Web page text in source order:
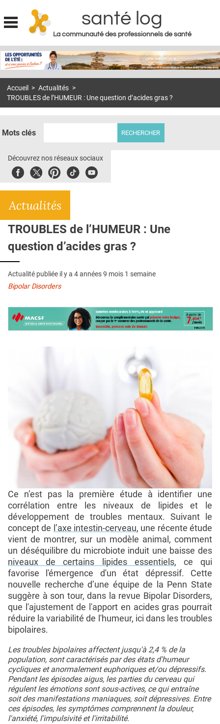
Jump to navigation
santé log
La communauté des professionnels de santé
MON COMPTE
S'ABONNER À LA REVUE SOIN À DOMICILE
DOSSIERS
E-REVUE SAD
L'APP
QUI SOMMES-NOUS ?
PUBLICITÉ
CONDITIONS GÉNÉRALES
CONTACT
Accueil > Actualités >
TROUBLES de l’HUMEUR : Une question d’acides gras ?
Mots clés
Découvrez nos réseaux sociaux
FacebookTwitterPinterest
TiktokYoubute
Actualités
TROUBLES de l’HUMEUR : Une
question d’acides gras ?
Actualité publiée il y a 4 années 9 mois 1 semaine
Bipolar Disorders
Ce n’est pas la première étude à identifier une
corrélation entre les niveaux de lipides et le
développement de troubles mentaux. Suivant le
concept de l’axe intestin-cerveau, une récente étude
vient de montrer, sur un modèle animal, comment
un déséquilibre du microbiote induit une baisse des
niveaux de certains lipides essentiels, ce qui
favorise l'émergence d'un état dépressif. Cette
nouvelle recherche d’une équipe de la Penn State
suggère à son tour, dans la revue Bipolar Disorders,
que l'ajustement de l'apport en acides gras pourrait
réduire la variabilité de l'humeur, ici dans les troubles
bipolaires.
Les troubles bipolaires affectent jusqu'à 2,4 % de la
population, sont caractérisés par des états d'humeur
cycliques et anormalement euphoriques et/ou dépressifs.
Pendant les épisodes aigus, les parties du cerveau qui
régulent les émotions sont sous-actives, ce qui entraîne
soit des manifestations maniaques, soit dépressives. Entre
ces épisodes, les symptômes comprennent la douleur,
l'anxiété, l'impulsivité et l'irritabilité.